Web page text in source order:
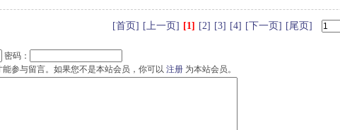
[首页] [上一页] [1] [2] [3] [4] [下一页] [尾页]
密码：
参与留言。如果您不是本站会员，你可以 注册 为本站会员。